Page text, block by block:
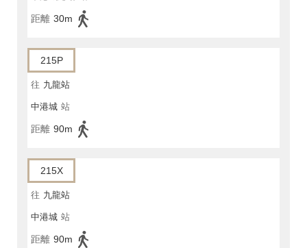
距離 30m
215P
往 九龍站
中港城 站
距離 90m
215X
往 九龍站
中港城 站
距離 90m